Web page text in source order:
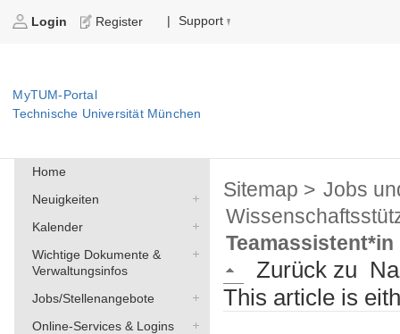
Login Register | Support
MyTUM-Portal
Technische Universität München
Home
Neuigkeiten
Kalender
Wichtige Dokumente &
Verwaltungsinfos
Jobs/Stellenangebote
Online-Services & Logins
Sitemap > Jobs
Teamassistent*in
Zurück zu
This article is